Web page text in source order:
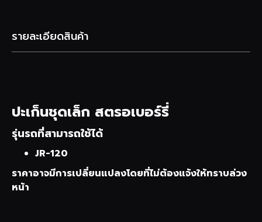
รายละเอียดสินค้า
ปะเก็นชุดเล็ก สตรอเบอร์รี่
รุ่นรถที่สามารถใช้ได้
JR-120
ราคาอาจมีการเปลี่ยนแปลงโดยที่ไม่ต้องแจ้งให้ทราบล่วง
หน้า